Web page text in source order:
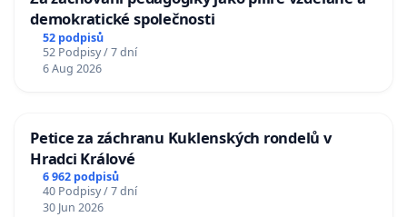
demokratické společnosti
52 podpisů
52 Podpisy / 7 dní
6 Aug 2026
Petice za záchranu Kuklenských rondelů v
Hradci Králové
6 962 podpisů
40 Podpisy / 7 dní
30 Jun 2026